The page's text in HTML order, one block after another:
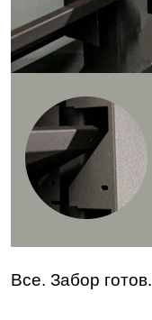
Все. Забор готов.